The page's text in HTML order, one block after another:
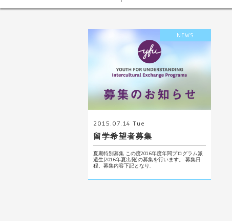
NEWS
2015.07.14 Tue
留学希望者募集
夏期特別募集 この度2016年度年間プログラム派
遣生(2016年夏出発)の募集を行います。 募集日
程、募集内容下記となり...